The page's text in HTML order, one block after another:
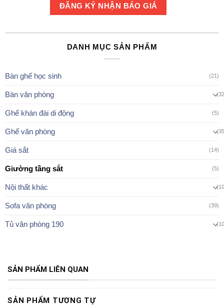
DANH MỤC SẢN PHẨM
Bàn ghế học sinh (21)
Bàn văn phòng
Ghế khán đài di động (5)
Ghế văn phòng
Giá sắt (14)
Giường tầng sắt (5)
Nội thất khác
Sofa văn phòng (39)
Tủ văn phòng 190
SẢN PHẨM LIÊN QUAN
SẢN PHẨM TƯƠNG TỰ